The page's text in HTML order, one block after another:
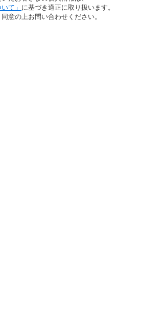
て」 に基づき適正に取り扱います。
意の上お問い合わせください。